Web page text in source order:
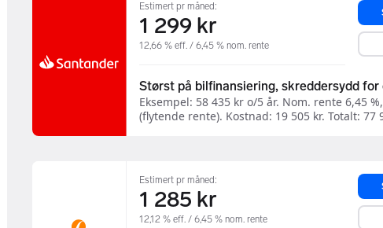
Estimert pr måned:
1 299 kr
12,66 % eff. / 6,45 % nom. rente
Størst på bilfinansiering, skreddersydd for
Eksempel: 58 435 kr o/5 år. Nom. rente 6,45
(flytende rente). Kostnad: 19 505 kr. Totalt: 77
Estimert pr måned:
1 285 kr
12,12 % eff. / 6,45 % nom. rente